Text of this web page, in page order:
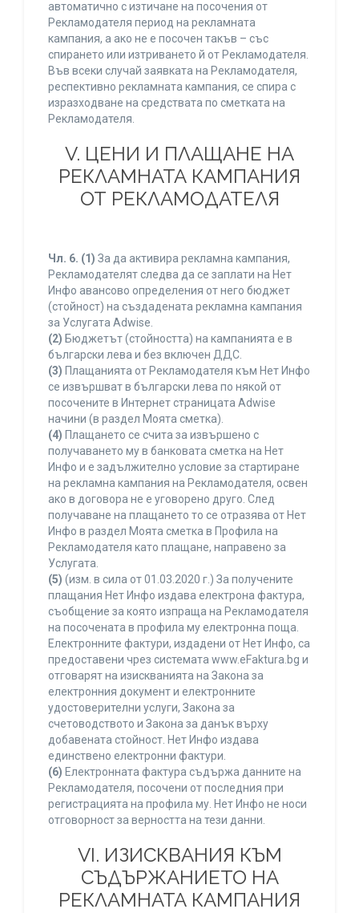
автоматично с изтичане на посочения от
Рекламодателя период на рекламната
кампания, а ако не е посочен такъв – със
спирането или изтриването й от Рекламодателя.
Във всеки случай заявката на Рекламодателя,
респективно рекламната кампания, се спира с
изразходване на средствата по сметката на
Рекламодателя.
V. ЦЕНИ И ПЛАЩАНЕ НА
РЕКЛАМНАТА КАМПАНИЯ
ОТ РЕКЛАМОДАТЕЛЯ
Чл. 6. (1) За да активира рекламна кампания,
Рекламодателят следва да се заплати на Нет
Инфо авансово определения от него бюджет
(стойност) на създадената рекламна кампания
за Услугата Adwise.
(2) Бюджетът (стойността) на кампанията е в
български лева и без включен ДДС.
(3) Плащанията от Рекламодателя към Нет Инфо
се извършват в български лева по някой от
посочените в Интернет страницата Adwise
начини (в раздел Моята сметка).
(4) Плащането се счита за извършено с
получаването му в банковата сметка на Нет
Инфо и е задължително условие за стартиране
на рекламна кампания на Рекламодателя, освен
ако в договора не е уговорено друго. След
получаване на плащането то се отразява от Нет
Инфо в раздел Моята сметка в Профила на
Рекламодателя като плащане, направено за
Услугата.
(5) (изм. в сила от 01.03.2020 г.) За получените
плащания Нет Инфо издава електрона фактура,
съобщение за която изпраща на Рекламодателя
на посочената в профила му електронна поща.
Електронните фактури, издадени от Нет Инфо, са
предоставени чрез системата www.eFaktura.bg и
отговарят на изискванията на Закона за
електронния документ и електронните
удостоверителни услуги, Закона за
счетоводството и Закона за данък върху
добавената стойност. Нет Инфо издава
единствено електронни фактури.
(6) Електронната фактура съдържа данните на
Рекламодателя, посочени от последния при
регистрацията на профила му. Нет Инфо не носи
отговорност за верността на тези данни.
VI. ИЗИСКВАНИЯ КЪМ
СЪДЪРЖАНИЕТО НА
РЕКЛАМНАТА КАМПАНИЯ